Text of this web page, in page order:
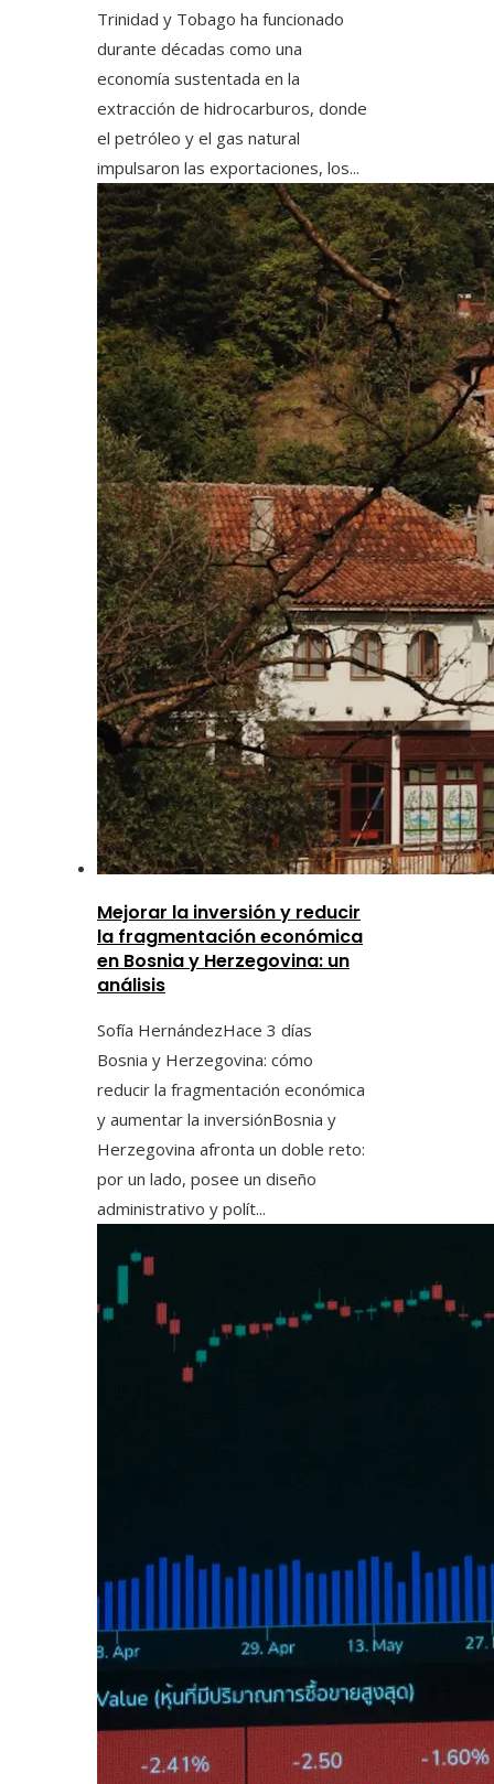
Trinidad y Tobago ha funcionado
durante décadas como una
economía sustentada en la
extracción de hidrocarburos, donde
el petróleo y el gas natural
impulsaron las exportaciones, los...
Mejorar la inversión y reducir
la fragmentación económica
en Bosnia y Herzegovina: un
análisis
Sofía HernándezHace 3 días
Bosnia y Herzegovina: cómo
reducir la fragmentación económica
y aumentar la inversiónBosnia y
Herzegovina afronta un doble reto:
por un lado, posee un diseño
administrativo y polít...